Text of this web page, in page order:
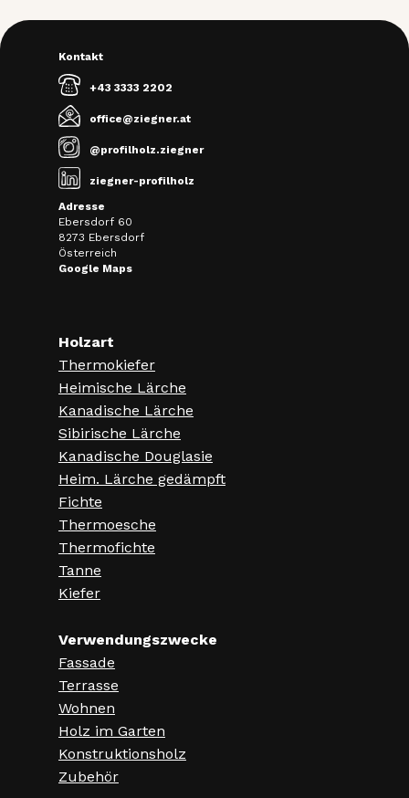
Kontakt
+43 3333 2202
office@ziegner.at
@profilholz.ziegner
ziegner-profilholz
Adresse
Ebersdorf 60
8273 Ebersdorf
Österreich
Google Maps
Holzart
Thermokiefer
Heimische Lärche
Kanadische Lärche
Sibirische Lärche
Kanadische Douglasie
Heim. Lärche gedämpft
Fichte
Thermoesche
Thermofichte
Tanne
Kiefer
Verwendungszwecke
Fassade
Terrasse
Wohnen
Holz im Garten
Konstruktionsholz
Zubehör